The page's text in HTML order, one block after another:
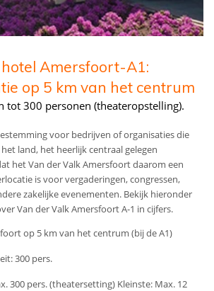
Amersfoort-A1:
op 5 km van het centrum
tot 300 personen (theateropstelling).
voor bedrijven of organisaties die
land, het heerlijk centraal gelegen
het Van der Valk Amersfoort daarom een
is voor vergaderingen, congressen,
zakelijke evenementen. Bekijk hieronder
Van der Valk Amersfoort A-1 in cijfers.
op 5 km van het centrum (bij de A1)
300 pers.
300 pers. (theatersetting) Kleinste: Max. 12